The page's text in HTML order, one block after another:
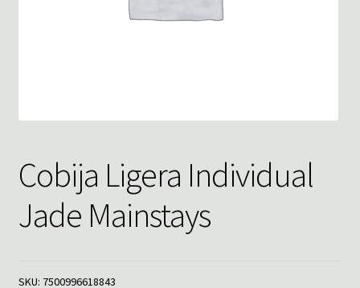
Cobija Ligera Individual
Jade Mainstays
SKU: 7500996618843